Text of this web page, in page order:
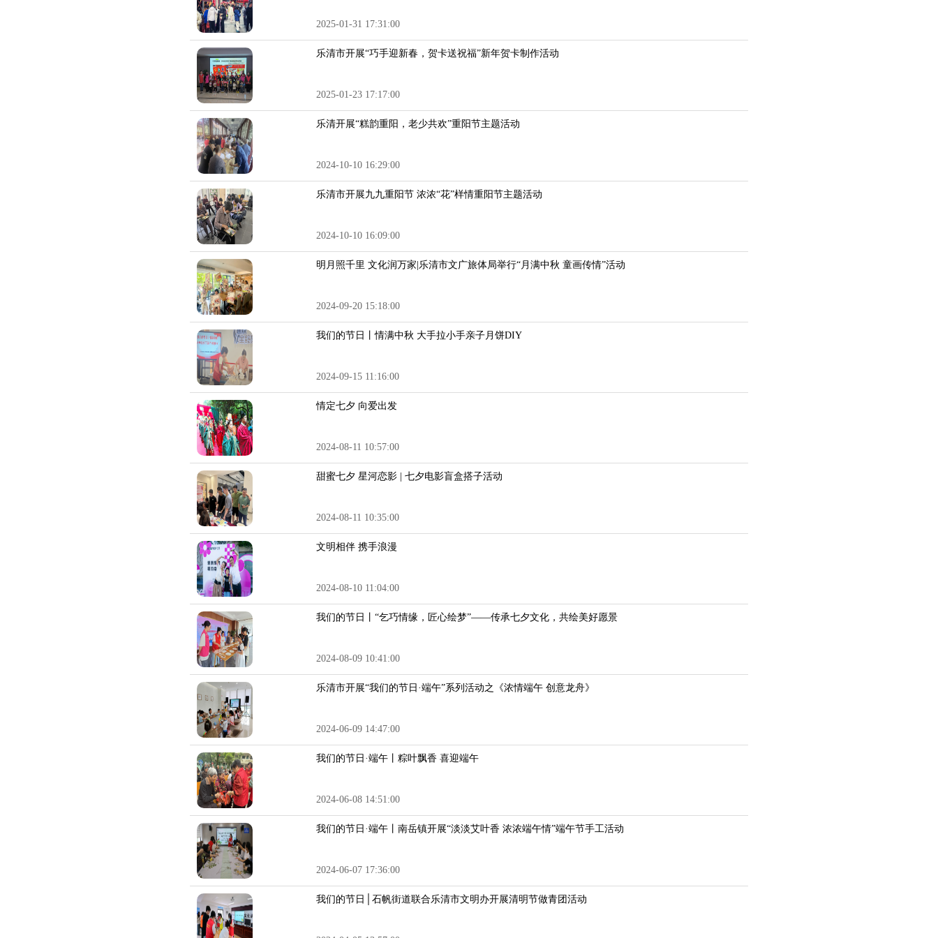
2025-01-31 17:31:00
乐清市开展“巧手迎新春，贺卡送祝福”新年贺卡制作活动
2025-01-23 17:17:00
乐清开展“糕韵重阳，老少共欢”重阳节主题活动
2024-10-10 16:29:00
乐清市开展九九重阳节 浓浓“花”样情重阳节主题活动
2024-10-10 16:09:00
明月照千里 文化润万家|乐清市文广旅体局举行“月满中秋 童画传情”活动
2024-09-20 15:18:00
我们的节日丨情满中秋 大手拉小手亲子月饼DIY
2024-09-15 11:16:00
情定七夕 向爱出发
2024-08-11 10:57:00
甜蜜七夕 星河恋影 | 七夕电影盲盒搭子活动
2024-08-11 10:35:00
文明相伴 携手浪漫
2024-08-10 11:04:00
我们的节日丨“乞巧情缘，匠心绘梦”——传承七夕文化，共绘美好愿景
2024-08-09 10:41:00
乐清市开展“我们的节日·端午”系列活动之《浓情端午 创意龙舟》
2024-06-09 14:47:00
我们的节日·端午丨粽叶飘香 喜迎端午
2024-06-08 14:51:00
我们的节日·端午丨南岳镇开展“淡淡艾叶香 浓浓端午情”端午节手工活动
2024-06-07 17:36:00
我们的节日│石帆街道联合乐清市文明办开展清明节做青团活动